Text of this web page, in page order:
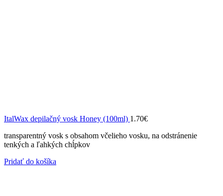
ItalWax depilačný vosk Honey (100ml) 1.70€
transparentný vosk s obsahom včelieho vosku, na odstránenie
tenkých a ľahkých chĺpkov
Pridať do košíka